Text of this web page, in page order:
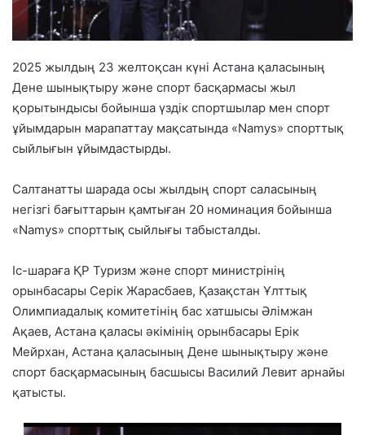
2025 жылдың 23 желтоқсан күні Астана қаласының
Дене шынықтыру және спорт басқармасы жыл
қорытындысы бойынша үздік спортшылар мен спорт
ұйымдарын марапаттау мақсатында «Namys» спорттық
сыйлығын ұйымдастырды.
Салтанатты шарада осы жылдың спорт саласының
негізгі бағыттарын қамтыған 20 номинация бойынша
«Namys» спорттық сыйлығы табысталды.
Іс-шараға ҚР Туризм және спорт министрінің
орынбасары Серік Жарасбаев, Қазақстан Ұлттық
Олимпиадалық комитетінің бас хатшысы Әлімжан
Ақаев, Астана қаласы әкімінің орынбасары Ерік
Мейрхан, Астана қаласының Дене шынықтыру және
спорт басқармасының басшысы Василий Левит арнайы
қатысты.